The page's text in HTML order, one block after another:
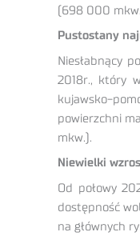
(698 000
Pustostany
Niesłabnący
2018r., który
kujawsko-
powierzchni
mkw.).
Niewielki
Od połowy
dostępność
na głównych